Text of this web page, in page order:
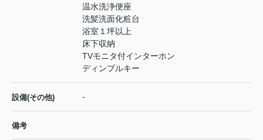
温水洗浄便座
洗髪洗面化粧台
浴室１坪以上
床下収納
TVモニタ付インターホン
ディンプルキー
設備(その他) -
備考